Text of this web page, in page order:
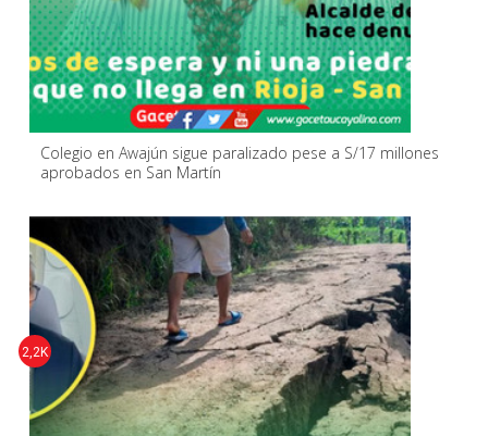
Colegio en Awajún sigue paralizado pese a S/17 millones
aprobados en San Martín
2,2K